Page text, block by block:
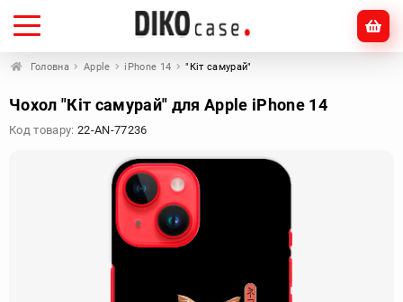
Головна Apple iPhone 14 "Кіт самурай"
Чохол "Кіт самурай" для Apple iPhone 14
Код товару: 22-AN-77236